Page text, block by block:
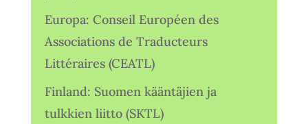
Europa: Conseil Européen des
Associations de Traducteurs
Littéraires (CEATL)
Finland: Suomen kääntäjien ja
tulkkien liitto (SKTL)